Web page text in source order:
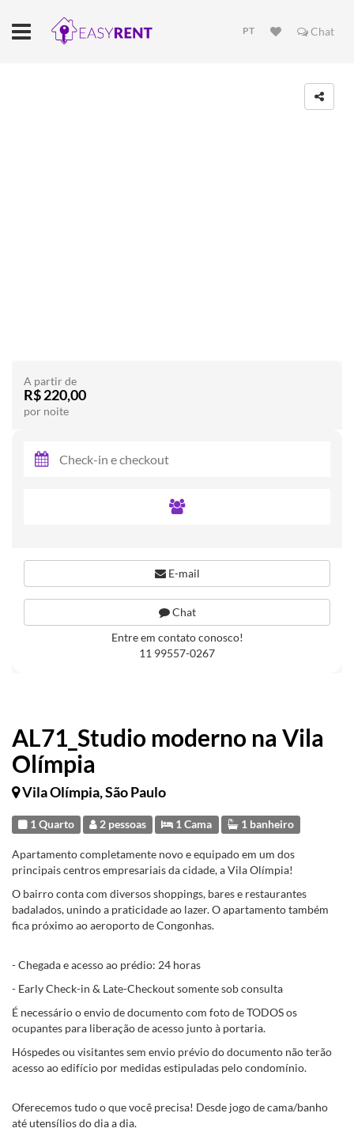
PT Chat
AL71_Studio moderno na Vila
Olímpia
Vila Olímpia, São Paulo
1 Quarto 2 pessoas 1 Cama 1 banheiro
Apartamento completamente novo e equipado em um dos
principais centros empresariais da cidade, a Vila Olímpia!
O bairro conta com diversos shoppings, bares e restaurantes
badalados, unindo a praticidade ao lazer. O apartamento também
fica próximo ao aeroporto de Congonhas.
- Chegada e acesso ao prédio: 24 horas
- Early Check-in & Late-Checkout somente sob consulta
É necessário o envio de documento com foto de TODOS os
ocupantes para liberação de acesso junto à portaria.
Hóspedes ou visitantes sem envio prévio do documento não terão
acesso ao edifício por medidas estipuladas pelo condomínio.
Oferecemos tudo o que você precisa! Desde jogo de cama/banho
até utensílios do dia a dia.
A partir de
R$ 220,00
por noite
E-mail
Chat
Entre em contato conosco!
11 99557-0267